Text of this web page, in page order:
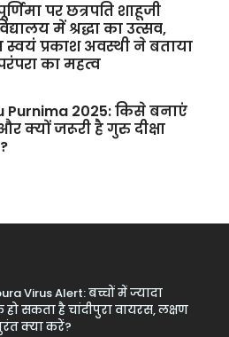
पर छत्रपति शाहूजी
में श्रद्धा का उत्सव,
स्वयं प्रकाश अवस्थी ने बताया
का महत्व
Purnima 2025: किसे बनाएं
क्यों जरूरी है गुरु दीक्षा
Virus Alert: बच्चों में ज्यादा
सकता है चांदीपुरा वायरस, लक्षण
क्या करें?